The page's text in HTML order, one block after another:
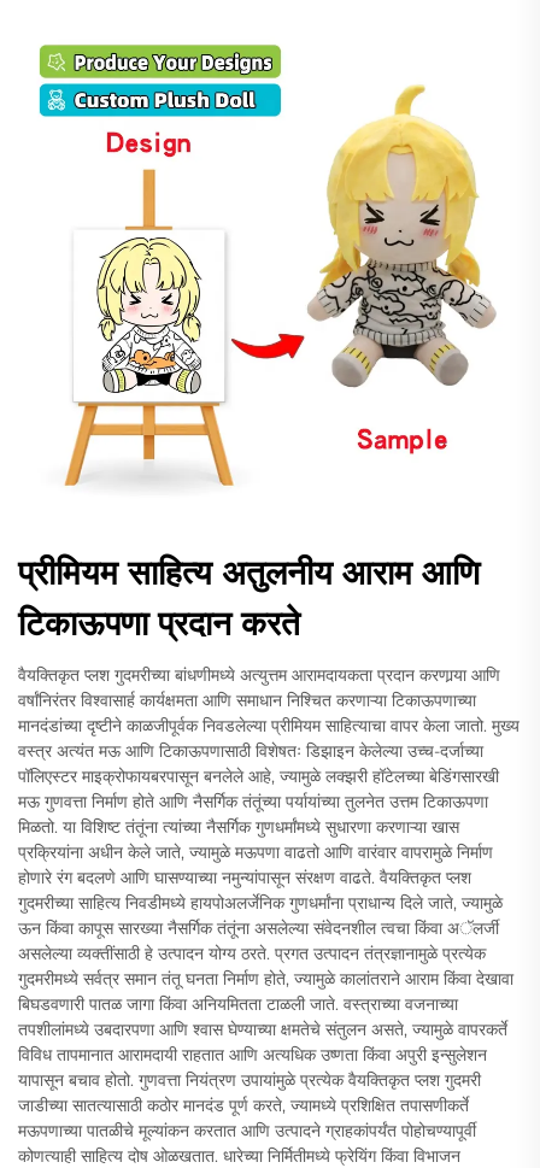
प्रीमियम साहित्य अतुलनीय आराम आणि
टिकाऊपणा प्रदान करते
वैयक्तिकृत प्लश गुदमरीच्या बांधणीमध्ये अत्युत्तम आरामदायकता प्रदान करणार्‍या आणि
वर्षांनिरंतर विश्वासार्ह कार्यक्षमता आणि समाधान निश्चित करणाऱ्या टिकाऊपणाच्या
मानदंडांच्या दृष्टीने काळजीपूर्वक निवडलेल्या प्रीमियम साहित्याचा वापर केला जातो. मुख्य
वस्त्र अत्यंत मऊ आणि टिकाऊपणासाठी विशेषतः डिझाइन केलेल्या उच्च-दर्जाच्या
पॉलिएस्टर माइक्रोफायबरपासून बनलेले आहे, ज्यामुळे लक्झरी हॉटेलच्या बेडिंगसारखी
मऊ गुणवत्ता निर्माण होते आणि नैसर्गिक तंतूंच्या पर्यायांच्या तुलनेत उत्तम टिकाऊपणा
मिळतो. या विशिष्ट तंतूंना त्यांच्या नैसर्गिक गुणधर्मांमध्ये सुधारणा करणाऱ्या खास
प्रक्रियांना अधीन केले जाते, ज्यामुळे मऊपणा वाढतो आणि वारंवार वापरामुळे निर्माण
होणारे रंग बदलणे आणि घासण्याच्या नमुन्यांपासून संरक्षण वाढते. वैयक्तिकृत प्लश
गुदमरीच्या साहित्य निवडीमध्ये हायपोअलर्जेनिक गुणधर्मांना प्राधान्य दिले जाते, ज्यामुळे
ऊन किंवा कापूस सारख्या नैसर्गिक तंतूंना असलेल्या संवेदनशील त्वचा किंवा अॅलर्जी
असलेल्या व्यक्तींसाठी हे उत्पादन योग्य ठरते. प्रगत उत्पादन तंत्रज्ञानामुळे प्रत्येक
गुदमरीमध्ये सर्वत्र समान तंतू घनता निर्माण होते, ज्यामुळे कालांतराने आराम किंवा देखावा
बिघडवणारी पातळ जागा किंवा अनियमितता टाळली जाते. वस्त्राच्या वजनाच्या
तपशीलांमध्ये उबदारपणा आणि श्वास घेण्याच्या क्षमतेचे संतुलन असते, ज्यामुळे वापरकर्ते
विविध तापमानात आरामदायी राहतात आणि अत्यधिक उष्णता किंवा अपुरी इन्सुलेशन
यापासून बचाव होतो. गुणवत्ता नियंत्रण उपायांमुळे प्रत्येक वैयक्तिकृत प्लश गुदमरी
जाडीच्या सातत्यासाठी कठोर मानदंड पूर्ण करते, ज्यामध्ये प्रशिक्षित तपासणीकर्ते
मऊपणाच्या पातळीचे मूल्यांकन करतात आणि उत्पादने ग्राहकांपर्यंत पोहोचण्यापूर्वी
कोणत्याही साहित्य दोष ओळखतात. धारेच्या निर्मितीमध्ये फ्रेयिंग किंवा विभाजन